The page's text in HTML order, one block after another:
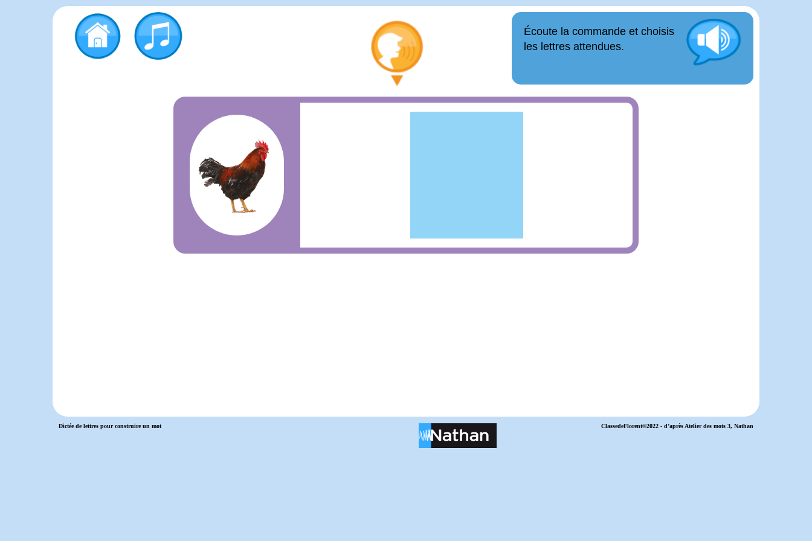
Écoute la commande et choisis
les lettres attendues.
Dictée de lettres pour construire un mot ClassedeFlorent©2022 - d’après Atelier des mots 3, Nathan